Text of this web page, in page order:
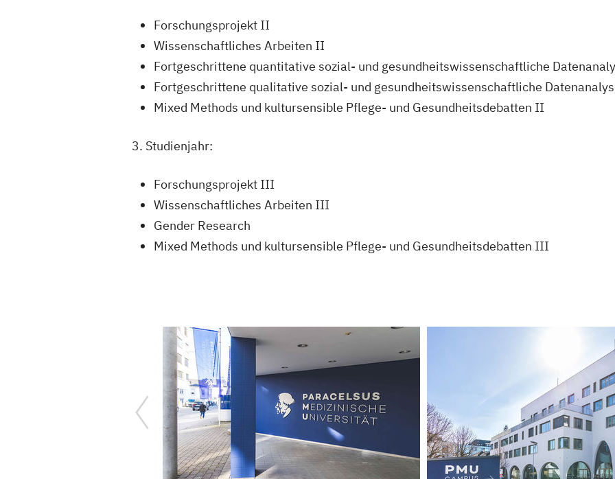
Forschungsprojekt II
Wissenschaftliches Arbeiten II
Fortgeschrittene quantitative sozial- und gesundheitswissenschaftliche
Fortgeschrittene qualitative sozial- und gesundheitswissenschaftliche
Mixed Methods und kultursensible Pflege- und Gesundheitsdebatten II
3. Studienjahr:
Forschungsprojekt III
Wissenschaftliches Arbeiten III
Gender Research
Mixed Methods und kultursensible Pflege- und Gesundheitsdebatten III